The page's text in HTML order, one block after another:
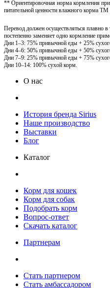
** Ориентировочная норма кормления
питательной ценности влажного корма
Перевод должен осуществляться плавно
постепенно заменяет одно кормление
Дни 1–3: 75% привычной еды + 25%
Дни 4–6: 50% привычной еды + 50%
Дни 7–9: 25% привычной еды + 75%
Дни 10–14: 100% сухой корм.
О нас
История бренда Sirius
Наше производство
Выставки
Блог
Каталог
Корм для кошек
Корм для собак
Подобрать корм
Вопрос-ответ
Скачать каталог
Партнерам
Стать партнером
Стать амбассадором